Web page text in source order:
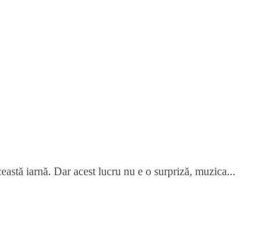
iarnă. Dar acest lucru nu e o surpriză, muzica...